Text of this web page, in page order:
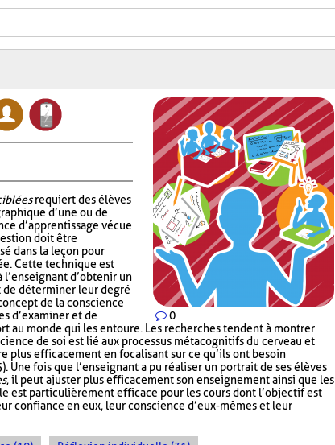
0
requiert des élèves
d’une ou de
d’apprentissage vécue
doit être
dans la leçon pour
Cette technique est
d’obtenir un
de déterminer leur degré
de la conscience
d’examiner et de
au monde qui les entoure. Les recherches tendent à montrer
de soi est lié aux processus métacognitifs du cerveau et
plus efficacement en focalisant sur ce qu’ils ont besoin
Une fois que l’enseignant a pu réaliser un portrait de ses élèves
, il peut ajuster plus efficacement son enseignement ainsi que les
est particulièrement efficace pour les cours dont l’objectif est
confiance en eux, leur conscience d’eux-mêmes et leur